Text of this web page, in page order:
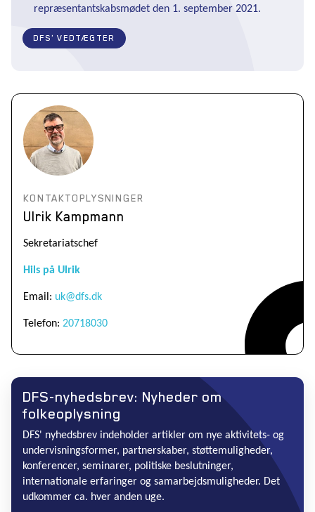
repræsentantskabsmødet den 1. september 2021.
DFS' VEDTÆGTER
KONTAKTOPLYSNINGER
Ulrik Kampmann
Sekretariatschef
Hils på Ulrik
Email: uk@dfs.dk
Telefon: 20718030
DFS-nyhedsbrev: Nyheder om
folkeoplysning
DFS' nyhedsbrev indeholder artikler om nye aktivitets- og
undervisningsformer, partnerskaber, støttemuligheder,
konferencer, seminarer, politiske beslutninger,
internationale erfaringer og samarbejdsmuligheder. Det
udkommer ca. hver anden uge.